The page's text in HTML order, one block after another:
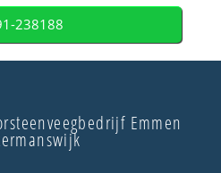
238188
Emmen